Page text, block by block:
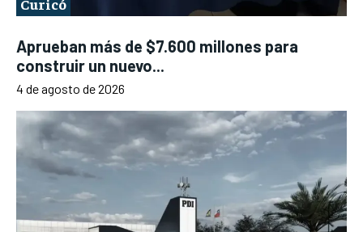
Curicó
Aprueban más de $7.600 millones para
construir un nuevo...
4 de agosto de 2026